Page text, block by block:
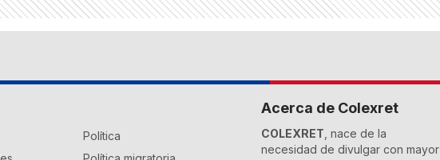
Política
Acerca de Colexret
COLEXRET , nace de la
necesidad de divulgar con mayor